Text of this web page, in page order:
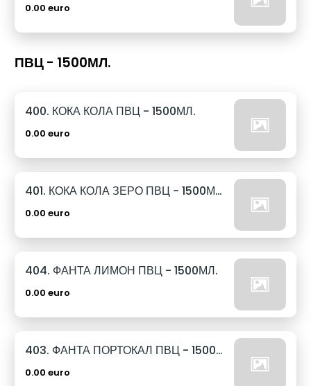
0.00 euro
ПВЦ - 1500МЛ.
400. КОКА КОЛА ПВЦ - 1500МЛ.
0.00 euro
401. КОКА КОЛА ЗЕРО ПВЦ - 1500МЛ.
0.00 euro
404. ФАНТА ЛИМОН ПВЦ - 1500МЛ.
0.00 euro
403. ФАНТА ПОРТОКАЛ ПВЦ - 1500МЛ.
0.00 euro